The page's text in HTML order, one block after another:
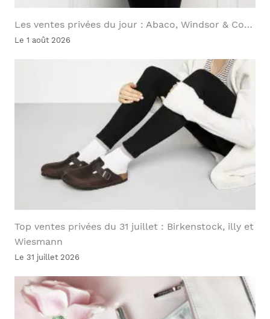
Les ventes privées du jour : Abaco, Windsor & Co…
Le 1 août 2026
Top ventes privées du 31 juillet : Birkenstock, illy et
Wiesmann
Le 31 juillet 2026